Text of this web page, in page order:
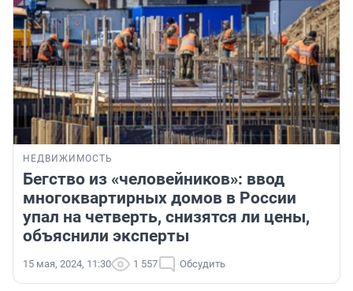
НЕДВИЖИМОСТЬ
Бегство из «человейников»: ввод
многоквартирных домов в России
упал на четверть, снизятся ли цены,
объяснили эксперты
15 мая, 2024, 11:30 1 557 Обсудить